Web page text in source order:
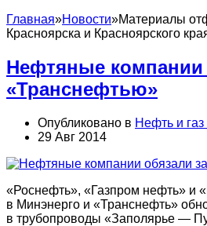
Главная»Новости»Материалы
Красноярска и Красноярского
Нефтяные компании
«Транснефтью»
Опубликовано в Нефть и
29 Авг 2014
«Роснефть», «Газпром нефть» и
в Минэнерго и «Транснефть»
в трубопроводы «Заполярье —